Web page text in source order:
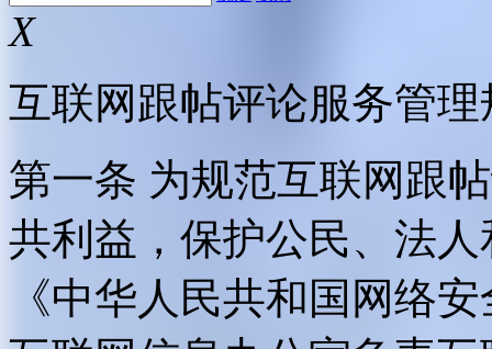
X
互联网跟帖评论服务管理
第一条 为规范互联网跟
共利益，保护公民、法
《中华人民共和国网络